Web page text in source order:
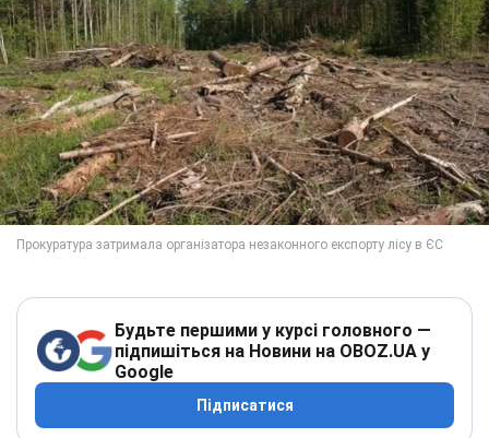
Будьте першими у курсі головного —
підпишіться на Новини на OBOZ.UA у
Google
Підписатися